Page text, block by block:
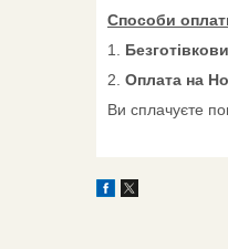
Способи
1.
2. Оплата на
Ви сплачуєте